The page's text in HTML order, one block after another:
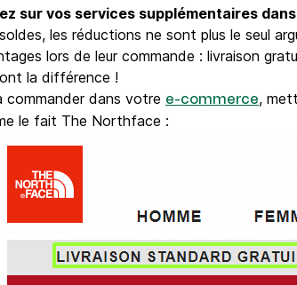
sur vos services supplémentaires
les réductions ne sont plus le seul
lors de leur commande : livraison
la différence !
commander dans votre e-commerce,
le fait The Northface :